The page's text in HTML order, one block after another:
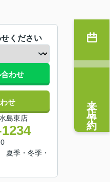
ください
わせ
せ
島東店
夏季・冬季・
来店予約